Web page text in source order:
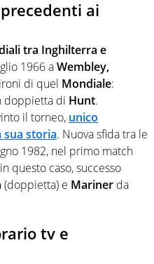
ai
tra Inghilterra e
1966 aWembley,
di quel Mondiale:
doppietta di Hunt.
il torneo, unico
sua storia. Nuova sfida tra le
1982, nel primo match
questo caso, successo
(doppietta) e Mariner da
tv e